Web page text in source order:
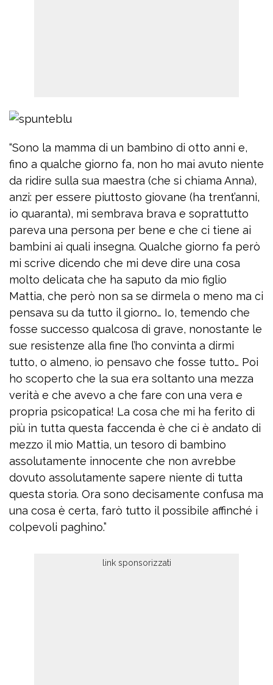
“Sono la mamma di un bambino di otto anni e,
fino a qualche giorno fa, non ho mai avuto niente
da ridire sulla sua maestra (che si chiama Anna),
anzi: per essere piuttosto giovane (ha trent’anni,
io quaranta), mi sembrava brava e soprattutto
pareva una persona per bene e che ci tiene ai
bambini ai quali insegna. Qualche giorno fa però
mi scrive dicendo che mi deve dire una cosa
molto delicata che ha saputo da mio figlio
Mattia, che però non sa se dirmela o meno ma ci
pensava su da tutto il giorno… Io, temendo che
fosse successo qualcosa di grave, nonostante le
sue resistenze alla fine l’ho convinta a dirmi
tutto, o almeno, io pensavo che fosse tutto… Poi
ho scoperto che la sua era soltanto una mezza
verità e che avevo a che fare con una vera e
propria psicopatica! La cosa che mi ha ferito di
più in tutta questa faccenda è che ci è andato di
mezzo il mio Mattia, un tesoro di bambino
assolutamente innocente che non avrebbe
dovuto assolutamente sapere niente di tutta
questa storia. Ora sono decisamente confusa ma
una cosa è certa, farò tutto il possibile affinché i
colpevoli paghino.”